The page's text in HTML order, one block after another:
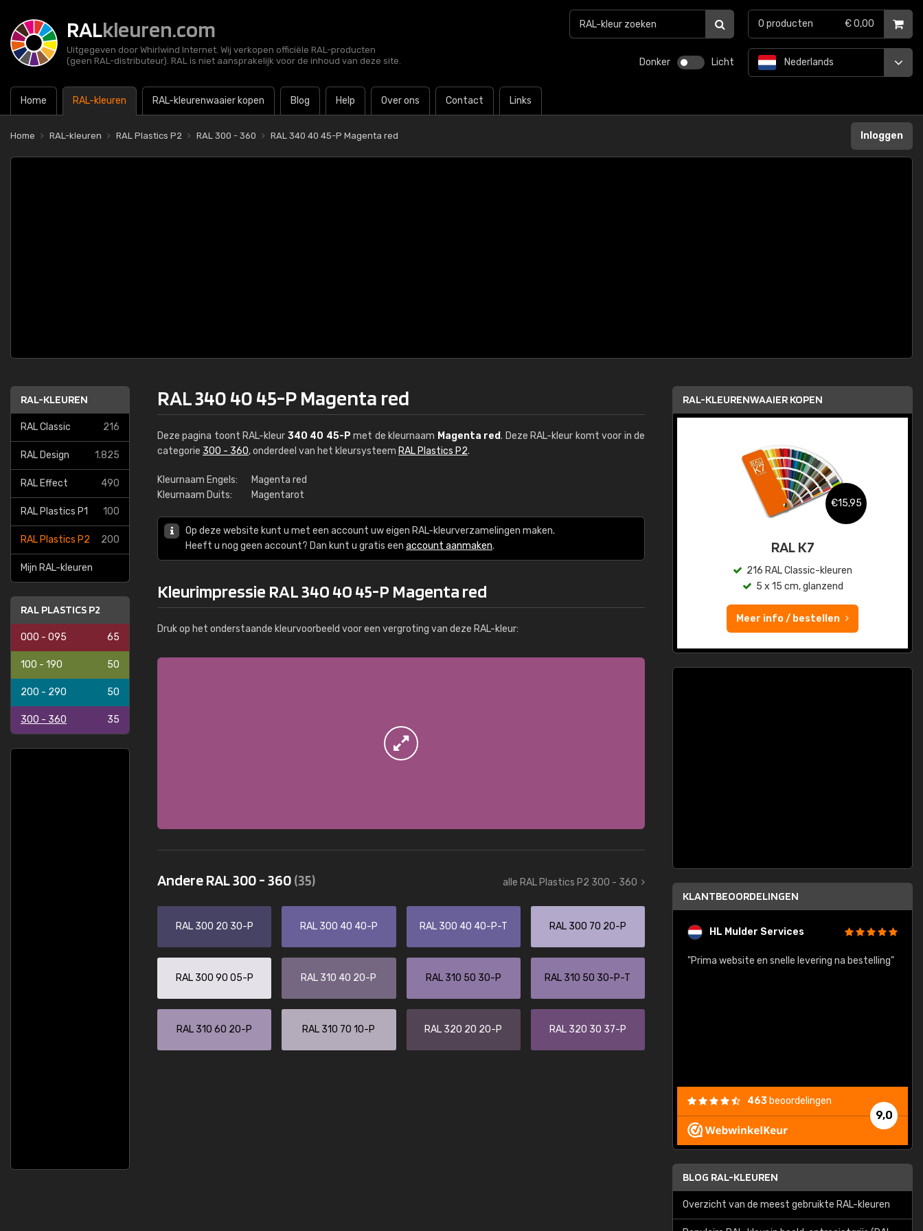
RALkleuren.com
Uitgegeven door Whirlwind Internet. Wij verkopen officiële RAL-producten
(geen RAL-distributeur). RAL is niet aansprakelijk voor de inhoud van deze site.
Donker Licht
Home RAL-kleuren RAL-kleurenwaaier kopen Blog Help Over ons Contact Links
Nederlands
0 producten € 0,00
Home RAL-kleuren RAL Plastics P2 RAL 300 - 360 RAL 340 40 45-P Magenta red Inloggen
RAL-KLEUREN
RAL Classic 216
RAL Design 1.825
RAL Effect 490
RAL Plastics P1 100
RAL Plastics P2 200
Mijn RAL-kleuren
RAL PLASTICS P2
000 - 095 65
100 - 190 50
200 - 290 50
300 - 360 35
RAL 340 40 45-P Magenta red
Deze pagina toont RAL-kleur 340 40 45-P met de kleurnaam Magenta red. Deze RAL-kleur komt voor in de
categorie 300 - 360, onderdeel van het kleursysteem RAL Plastics P2.
Kleurnaam Engels:
Magenta red
Kleurnaam Duits:
Magentarot
Op deze website kunt u met een account uw eigen RAL-kleurverzamelingen maken.
Heeft u nog geen account? Dan kunt u gratis een account aanmaken.
Kleurimpressie RAL 340 40 45-P Magenta red
Druk op het onderstaande kleurvoorbeeld voor een vergroting van deze RAL-kleur:
Andere RAL 300 - 360(35) alle RAL Plastics P2 300 - 360
RAL 300 20 30-P RAL 300 40 40-P RAL 300 40 40-P-T RAL 300 70 20-P
RAL 300 90 05-P RAL 310 40 20-P RAL 310 50 30-P RAL 310 50 30-P-T
RAL 310 60 20-P RAL 310 70 10-P RAL 320 20 20-P RAL 320 30 37-P
RAL-KLEURENWAAIER KOPEN
RAL K7 op waterbasis
€15,95
RAL K7
216 RAL Classic-kleuren
5 x 15 cm, glanzend
Meer info / bestellen
KLANTBEOORDELINGEN
Kambier BV
"Super snelle service en zeer betaalbaar!"
HL Mulder Services
"Prima website en snelle levering na bestelling"
9,0
463 beoordelingen
BLOG RAL-KLEUREN
Overzicht van de meest gebruikte RAL-kleuren